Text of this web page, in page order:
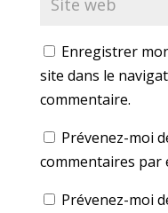
Enregistrer
site dans le
commentaire.
Prévenez-moi
commentaires par
Prévenez-moi